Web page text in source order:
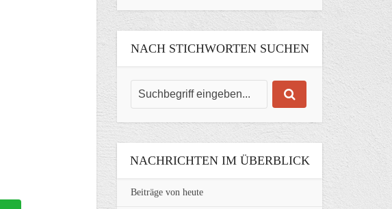
NACH STICHWORTEN SUCHEN
NACHRICHTEN IM ÜBERBLICK
Beiträge von heute